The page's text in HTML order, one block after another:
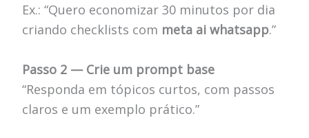
Ex.: “Quero economizar 30 minutos por dia
criando checklists com meta ai whatsapp.”
Passo 2 — Crie um prompt base
“Responda em tópicos curtos, com passos
claros e um exemplo prático.”